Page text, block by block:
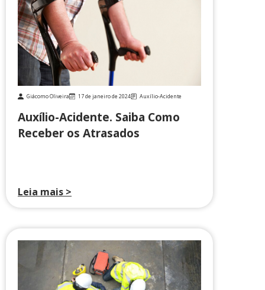
Giácomo Oliveira 17 de janeiro de 2024 Auxílio-Acidente
Auxílio-Acidente. Saiba Como
Receber os Atrasados
Leia mais >